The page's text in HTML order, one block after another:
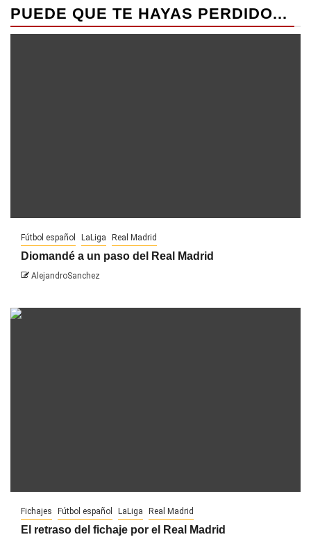
PUEDE QUE TE HAYAS PERDIDO...
Fútbol español LaLiga Real Madrid
Diomandé a un paso del Real Madrid
AlejandroSanchez
Fichajes Fútbol español LaLiga Real Madrid
El retraso del fichaje por el Real Madrid